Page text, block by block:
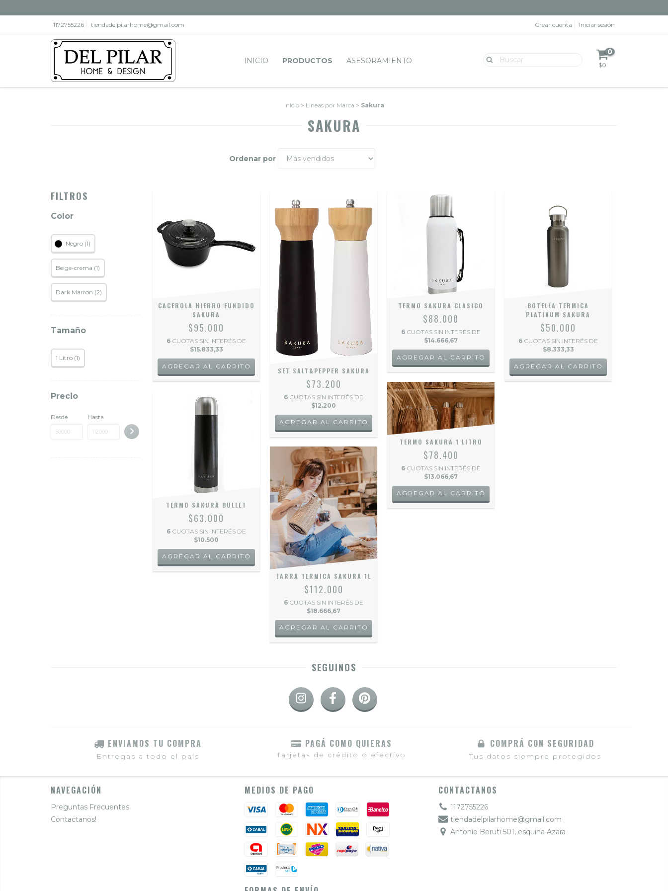
1172755226 tiendadelpilarhome@gmail.com Crear cuenta Iniciar sesión
INICIO PRODUCTOS ASESORAMIENTO
0
$0
Inicio > Lineas por Marca > Sakura
SAKURA
Ordenar por
FILTROS
Color
Negro (1)
Beige-crema (1)
Dark Marron (2)
Tamaño
1 Litro (1)
Precio
Desde Hasta
CACEROLA HIERRO FUNDIDO
SAKURA
$95.000
6 CUOTAS SIN INTERÉS DE
$15.833,33
SET SALT&PEPPER SAKURA
$73.200
6 CUOTAS SIN INTERÉS DE
$12.200
TERMO SAKURA CLASICO
$88.000
6 CUOTAS SIN INTERÉS DE
$14.666,67
BOTELLA TERMICA
PLATINUM SAKURA
$50.000
6 CUOTAS SIN INTERÉS DE
$8.333,33
TERMO SAKURA BULLET
$63.000
6 CUOTAS SIN INTERÉS DE
$10.500
AGREGAR AL CARRITO
JARRA TERMICA SAKURA 1L
$112.000
6 CUOTAS SIN INTERÉS DE
$18.666,67
AGREGAR AL CARRITO
TERMO SAKURA 1 LITRO
$78.400
6 CUOTAS SIN INTERÉS DE
$13.066,67
AGREGAR AL CARRITO
SEGUINOS
ENVIAMOS TU COMPRA
Entregas a todo el país
PAGÁ COMO QUIERAS
Tarjetas de crédito o efectivo
COMPRÁ CON SEGURIDAD
Tus datos siempre protegidos
NAVEGACIÓN
Preguntas Frecuentes
Contactanos!
MEDIOS DE PAGO CONTACTANOS
1172755226
tiendadelpilarhome@gmail.com
Antonio Beruti 501, esquina Azara